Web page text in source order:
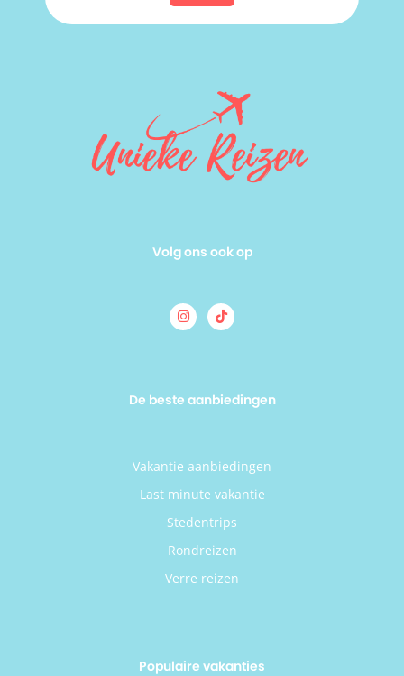
Volg ons ook op
De beste aanbiedingen
Vakantie aanbiedingen
Last minute vakantie
Stedentrips
Rondreizen
Verre reizen
Populaire vakanties